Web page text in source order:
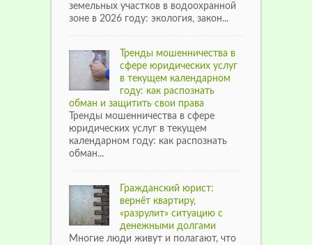
земельных участков в водоохранной
зоне в 2026 году: экология, закон...
Тренды мошенничества в
сфере юридических услуг
в текущем календарном
году: как распознать
обман и защитить свои права
Тренды мошенничества в сфере
юридических услуг в текущем
календарном году: как распознать
обман...
Гражданский юрист:
вернёт квартиру,
«разрулит» ситуацию с
денежными долгами
Многие люди живут и полагают, что